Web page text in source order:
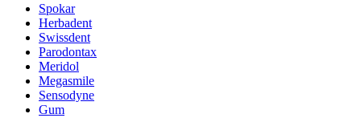
Spokar
Herbadent
Swissdent
Parodontax
Meridol
Megasmile
Sensodyne
Gum